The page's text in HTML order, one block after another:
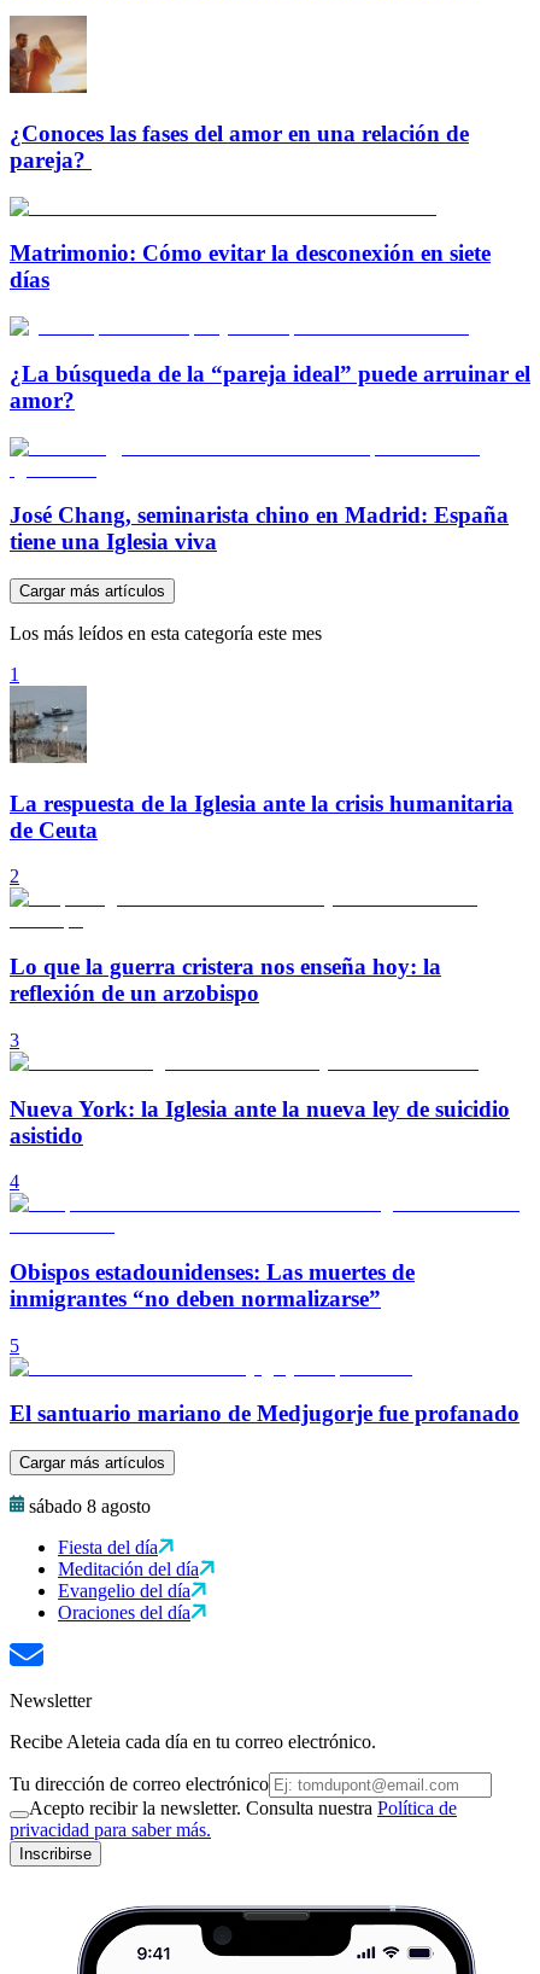
¿Conoces las fases del amor en una relación de
pareja?
Matrimonio: Cómo evitar la desconexión en siete
días
¿La búsqueda de la “pareja ideal” puede arruinar el
amor?
José Chang, seminarista chino en Madrid: España
tiene una Iglesia viva
Cargar más artículos
Los más leídos en esta categoría este mes
1
La respuesta de la Iglesia ante la crisis humanitaria
de Ceuta
2
Lo que la guerra cristera nos enseña hoy: la
reflexión de un arzobispo
3
Nueva York: la Iglesia ante la nueva ley de suicidio
asistido
4
Obispos estadounidenses: Las muertes de
inmigrantes “no deben normalizarse”
5
El santuario mariano de Medjugorje fue profanado
Cargar más artículos
sábado 8 agosto
Fiesta del día
Meditación del día
Evangelio del día
Oraciones del día
Newsletter
Recibe Aleteia cada día en tu correo electrónico.
Tu dirección de correo electrónico
Acepto recibir la newsletter. Consulta nuestra Política de
privacidad para saber más.
Inscribirse